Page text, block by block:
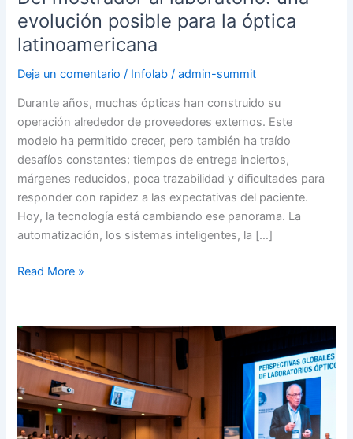
evolución posible para la óptica
latinoamericana
Deja un comentario / Infolab /admin-summit
Durante años, muchas ópticas han construido su
operación alrededor de proveedores externos. Este
modelo ha permitido crecer, pero también ha traído
desafíos constantes: tiempos de entrega inciertos,
márgenes reducidos, poca trazabilidad y dificultades para
responder con rapidez a las expectativas del paciente.
Hoy, la tecnología está cambiando ese panorama. La
automatización, los sistemas inteligentes, la […]
Read More »
INFOLAB
FORUM:
conversaciones
entre
líderes
de